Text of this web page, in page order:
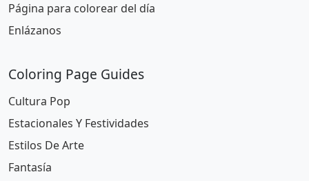
Página para colorear del día
Enlázanos
Coloring Page Guides
Cultura Pop
Estacionales Y Festividades
Estilos De Arte
Fantasía